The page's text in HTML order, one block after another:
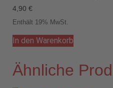
4,90 €
Enthält 19% MwSt.
In den Warenkorb
Ähnliche